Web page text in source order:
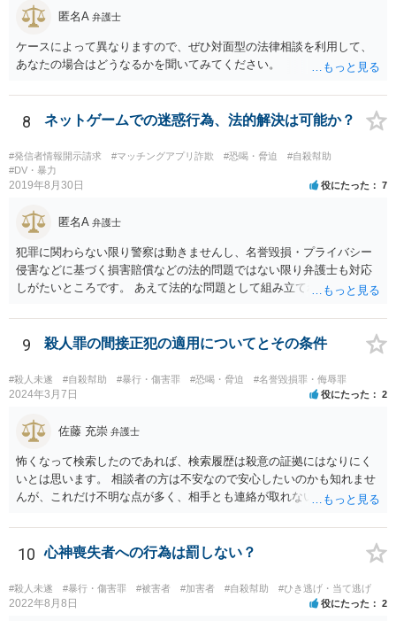
匿名A 弁護士
ケースによって異なりますので、ぜひ対面型の法律相談を利用して、
あなたの場合はどうなるかを聞いてみてください。
8 ネットゲームでの迷惑行為、法的解決は可能か？
#発信者情報開示請求 #マッチングアプリ詐欺 #恐喝・脅迫
#自殺幇助
#DV・暴力
2019年8月30日 役にたった 7
匿名A 弁護士
犯罪に関わらない限り警察は動きませんし、名誉毀損・プライバシー
侵害などに基づく損害賠償などの法的問題ではない限り弁護士も対応
しがたいところです。 あえて法的な問題として組み立てれば、迷惑な
考えられますが、発信者情報開示などで加害者の住所氏名を特定する
には最低でも３０万円以上の弁護士費用は必要になってくるかと思い
ます。ゲームではなく弁護士に課金しても、さほど面白くないのでは
ないですか。 逆に費用の点からして、加害者が訴訟を考えているとか
の話も、かなりの高確率でマユツバかなと思います。ゲーム内の結婚
し、うっかり「ﾀﾋね」とか書き込むと、自殺教唆罪が成立する可能性
がありますので気をつけてください。無視と運営への通報が現実的な
対応でしょう。
9 殺人罪の間接正犯の適用についてとその条件
#殺人未遂 #自殺幇助 #暴行・傷害罪 #恐喝・脅迫 #名誉毀損罪・侮辱罪
2024年3月7日 役にたった 2
佐藤 充崇 弁護士
怖くなって検索したのであれば、検索履歴は殺意の証拠にはなりにく
いとは思います。 相談者の方は不安なので安心したいのかも知れませ
んが、これだけ不明な点が多く、相手とも連絡が取れないとなると、
しますが・・・ それでもどうしても気になるようなら、弁護士に予約
取って相談すべきです。 正直、今後こういうことをしないよう気を付
けて、あとは警察が来たり民事訴訟の訴状等が家に届いたらその時考
えるしかないように思います。
10 心神喪失者への行為は罰しない？
#殺人未遂 #暴行・傷害罪 #被害者 #加害者 #自殺幇助 #ひき逃げ・当て逃げ
2022年8月8日 役にたった 2